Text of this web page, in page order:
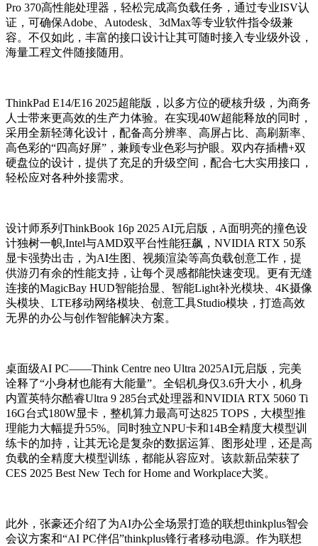
Pro 370高性能处理器，轻松完成高负载任务，通过专业ISV认
证，可确保Adobe、Autodesk、3dMax等专业软件指令级兼
容。不仅如此，丰富的接口设计让其可随时接入专业级外设，
海量工程文件随接随用。
ThinkPad E14/E16 2025超能版，以多方位的硬核升级，为商务
人士带来更高效的生产力体验。在实现40W超能释放的同时，
采用全新轻薄化设计，配备高分辨率、高屏占比、高刷新率、
高色彩的“四高好屏”，兼顾专业色彩与护眼。双内存插槽+双
硬盘位的设计，提供了充足的升级空间，配合七大实用接口，
轻松应对各种外接需求。
设计师系列ThinkBook 16p 2025 AI元启版，A面明亮的撞色设
计独树一帜,Intel与AMD双平台性能狂飙，NVIDIA RTX 50系
显卡强势出击，为AI生图、视频渲染等高负载创意工作，提
供游刃有余的性能支持，让每个灵感都能快速变现。更有无缝
连接的MagicBay HUD智能抬显、智能Light补光模块、4K摄像
头模块、LTE移动网络模块、创意工具Studio模块，打造高效
无界的办公与创作智能解决方案。
桌面级AI PC——Think Centre neo Ultra 2025AI元启版，完美
诠释了“小身材也能有大能量”。全铝机身仅3.6升大小，机身
内置英特尔酷睿Ultra 9 285台式处理器和NVIDIA RTX 5060 Ti
16G台式180W显卡，整机算力最高可达825 TOPS，大模型推
理能力大幅提升55%。同时独立NPU卡和14B全精度大模型训
练卡的加持，让其无论是复杂的数据运算、图形处理，还是高
负载的全精度大模型训练，都能从容应对。该款新品荣获了
CES 2025 Best New Tech for Home and Workplace大奖。
此外，张豪还介绍了为AI办公全场景打造的联想thinkplus智会
会议方案和“AI PC伴侣”thinkplus锋行者移动电源。作为联想